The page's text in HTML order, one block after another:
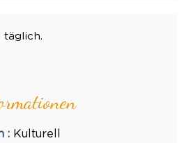
täglich.
: Kulturell